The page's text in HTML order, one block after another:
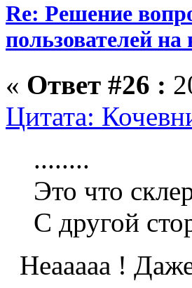
Re: Решение
пользователей
« Ответ #26 :
Цитата:
........
Это что
С другой
Неааааа !